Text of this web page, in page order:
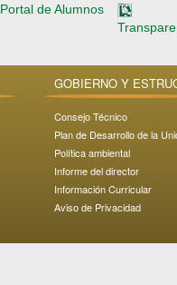
Portal de Alumnos
GOBIERNO Y
Consejo Técnico
Plan de Desarrollo de la
Política ambiental
Informe del director
Información Curricular
Aviso de Privacidad